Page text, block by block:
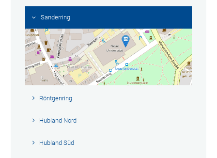
Sanderring
Röntgenring
Hubland Nord
Hubland Süd